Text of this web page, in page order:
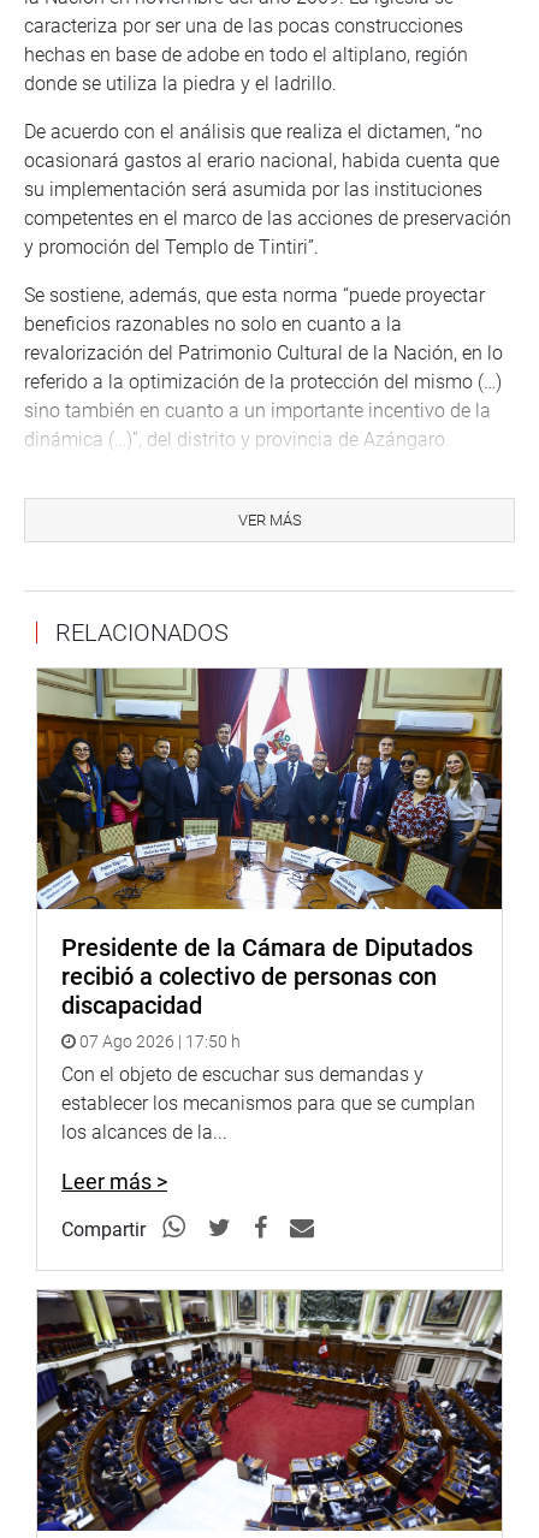
caracteriza por ser una de las pocas construcciones
hechas en base de adobe en todo el altiplano, región
donde se utiliza la piedra y el ladrillo.
De acuerdo con el análisis que realiza el dictamen, “no
ocasionará gastos al erario nacional, habida cuenta que
su implementación será asumida por las instituciones
competentes en el marco de las acciones de preservación
y promoción del Templo de Tintiri”.
Se sostiene, además, que esta norma “puede proyectar
beneficios razonables no solo en cuanto a la
revalorización del Patrimonio Cultural de la Nación, en lo
referido a la optimización de la protección del mismo (…)
sino también en cuanto a un importante incentivo de la
dinámica (…)”, del distrito y provincia de Azángaro.
restauración, protección, conservación, puesta en valor y
promoción del templo de Tintiri, y para ese fin, el
Provincial de Azángaro y la Municipalidad Distrital de
atribuciones”.
OFICINA DE COMUNICACIONES E IMAGEN
INSTITUCIONAL
VER MÁS
RELACIONADOS
Presidente de la Cámara de Diputados
recibió a colectivo de personas con
discapacidad
07 Ago 2026 | 17:50 h
Con el objeto de escuchar sus demandas y
establecer los mecanismos para que se cumplan
los alcances de la...
Leer más >
Compartir